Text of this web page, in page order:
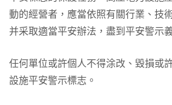
動的經營者，應當依照有關行業、技
并采取適當平安辦法，盡到平安警示
任何單位或許個人不得涂改、毀損或
設施平安警示標志。